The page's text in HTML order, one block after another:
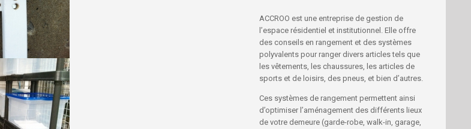
ACCROO est une entreprise de gestion de
l’espace résidentiel et institutionnel. Elle offre
des conseils en rangement et des systèmes
polyvalents pour ranger divers articles tels que
les vêtements, les chaussures, les articles de
sports et de loisirs, des pneus, et bien d’autres.
Ces systèmes de rangement permettent ainsi
d’optimiser l’aménagement des différents lieux
de votre demeure (garde-robe, walk-in, garage,